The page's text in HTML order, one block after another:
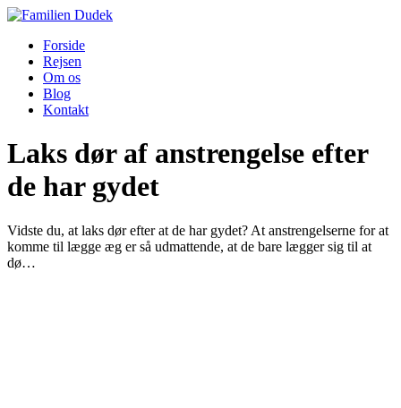
Forside
Rejsen
Om os
Blog
Kontakt
Laks dør af anstrengelse efter
de har gydet
Vidste du, at laks dør efter at de har gydet? At anstrengelserne for at
komme til lægge æg er så udmattende, at de bare lægger sig til at
dø…